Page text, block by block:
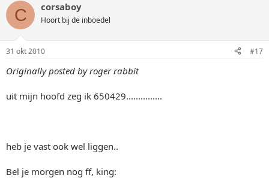
C corsaboy
Hoort bij de inboedel
31 okt 2010 #17
Originally posted by roger rabbit
uit mijn hoofd zeg ik 650429...............
heb je vast ook wel liggen..
Bel je morgen nog ff, king: